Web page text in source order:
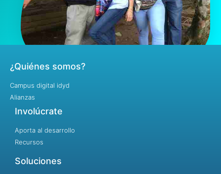
¿Quiénes somos?
Campus digital idyd
Alianzas
Involúcrate
Aporta al desarrollo
Recursos
Soluciones